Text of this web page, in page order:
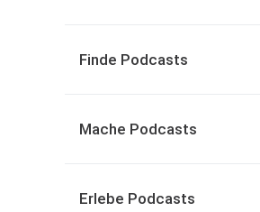
Finde Podcasts
Mache Podcasts
Erlebe Podcasts